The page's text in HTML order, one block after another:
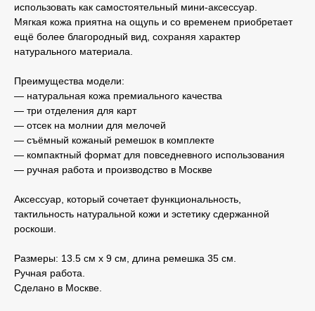
использовать как самостоятельный мини-аксессуар.
Мягкая кожа приятна на ощупь и со временем приобретает
ещё более благородный вид, сохраняя характер
натурального материала.
Преимущества модели:
— натуральная кожа премиального качества
— три отделения для карт
— отсек на молнии для мелочей
— съёмный кожаный ремешок в комплекте
— компактный формат для повседневного использования
— ручная работа и производство в Москве
Аксессуар, который сочетает функциональность,
тактильность натуральной кожи и эстетику сдержанной
роскоши.
Размеры: 13.5 см х 9 см, длина ремешка 35 см.
Ручная работа.
Сделано в Москве.